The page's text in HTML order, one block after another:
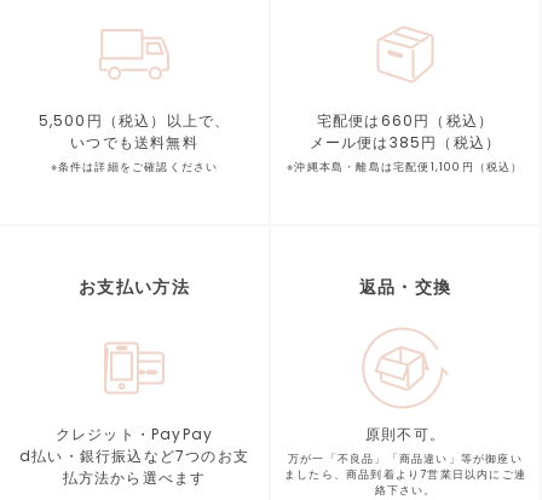
5,500円（税込）以上で、
いつでも送料無料
※条件は詳細をご確認ください
宅配便は660円（税込）
メール便は385円（税込）
※沖縄本島・離島は宅配便1,100円（税込）
お支払い方法
クレジット・PayPay
d払い・銀行振込など7つのお支
払方法から選べます
返品・交換
原則不可。
万が一「不良品」「商品違い」等が御座い
ましたら、商品到着より7営業日以内にご連
絡下さい。